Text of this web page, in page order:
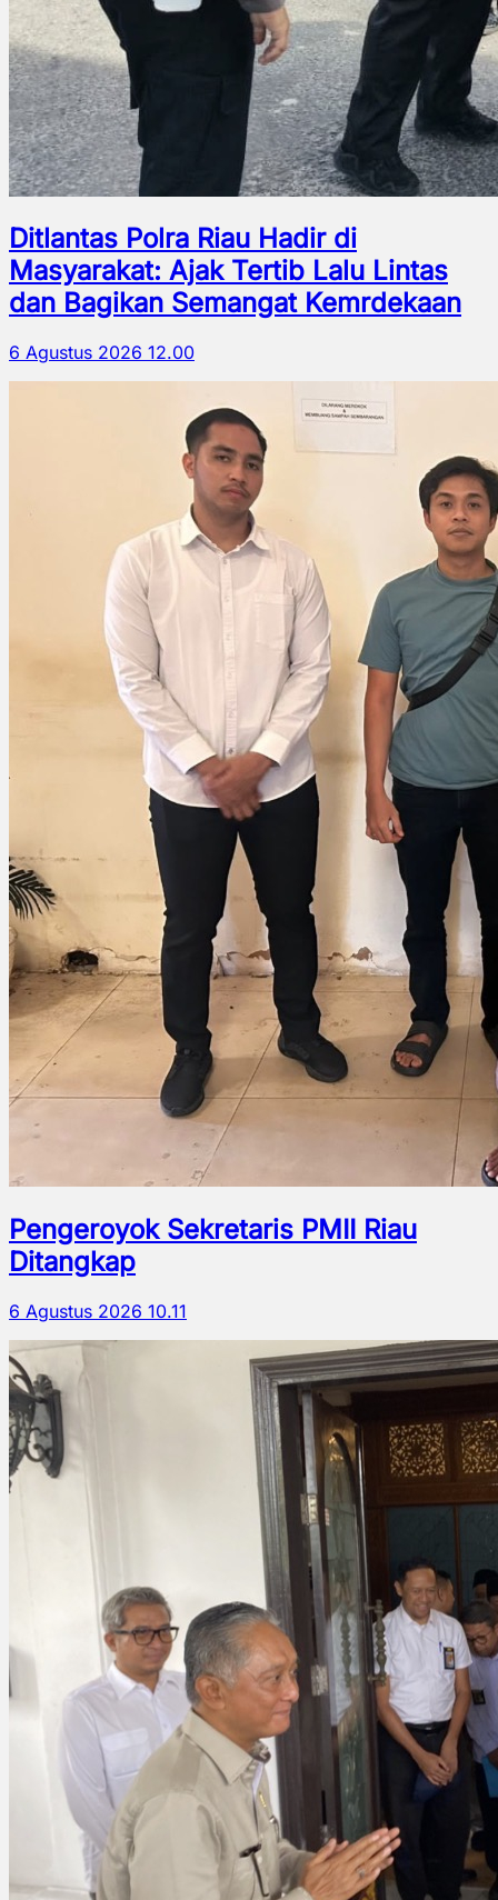
Ditlantas Polra Riau Hadir di
Masyarakat: Ajak Tertib Lalu Lintas
dan Bagikan Semangat Kemrdekaan
6 Agustus 2026 12.00
Pengeroyok Sekretaris PMII Riau
Ditangkap
6 Agustus 2026 10.11